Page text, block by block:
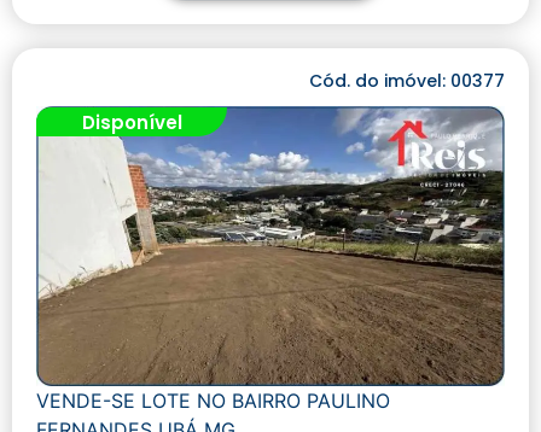
Cód. do imóvel: 00377
Disponível
VENDE-SE LOTE NO BAIRRO PAULINO